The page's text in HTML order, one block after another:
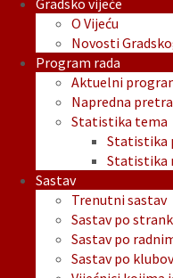
Gradsko vijeće
O Vijeću
Novosti
Program rada
Aktuelni
Napredna
Statistika tema
Statistika
Statistika
Sastav
Trenutni sastav
Sastav po
Sastav po
Sastav po